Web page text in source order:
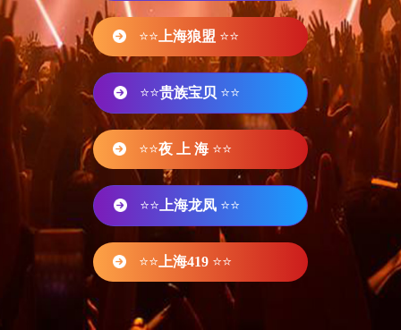
⭐⭐ 上海狼盟 ⭐⭐
⭐⭐贵族宝贝 ⭐⭐
⭐⭐夜 上 海 ⭐⭐
⭐⭐ 上海龙凤 ⭐⭐
⭐⭐ 上海419 ⭐⭐